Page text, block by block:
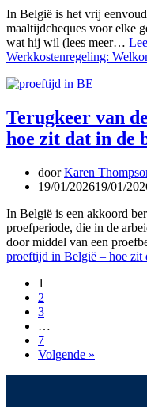
In België is het vrij
maaltijdcheques voor elke
wat hij wil (lees meer…
Werkkostenregeling:
Terugkeer van
hoe zit dat in de
doorKaren
19/01/202619/01/
In België is een akkoord
proefperiode, die in de
door middel van een
proeftijd in België – hoe zit
1
2
3
…
7
Volgende »